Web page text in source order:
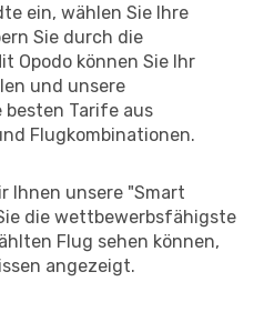
ein, wählen Sie Ihre
Sie durch die
Opodo können Sie Ihr
und unsere
Tarife aus
Flugkombinationen.
Ihnen unsere "Smart
die wettbewerbsfähigste
Flug sehen können,
angezeigt.